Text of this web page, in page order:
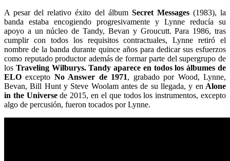
A pesar del relativo éxito del álbum Secret Messages(1983), la
banda estaba encogiendo progresivamente y Lynne reducía su
apoyo a un núcleo de Tandy, Bevan y Groucutt. Para 1986, tras
cumplir con todos los requisitos contractuales, Lynne retiró el
nombre de la banda durante quince años para dedicar sus esfuerzos
como reputado productor además de formar parte del supergrupo de
los Traveling Wilburys. Tandy aparece en todos los álbumes de
ELOexcepto No Answer de 1971, grabado por Wood, Lynne,
Bevan, Bill Hunt y Steve Woolam antes de su llegada, y en Alone
in the Universede 2015, en el que todos los instrumentos, excepto
algo de percusión, fueron tocados por Lynne.